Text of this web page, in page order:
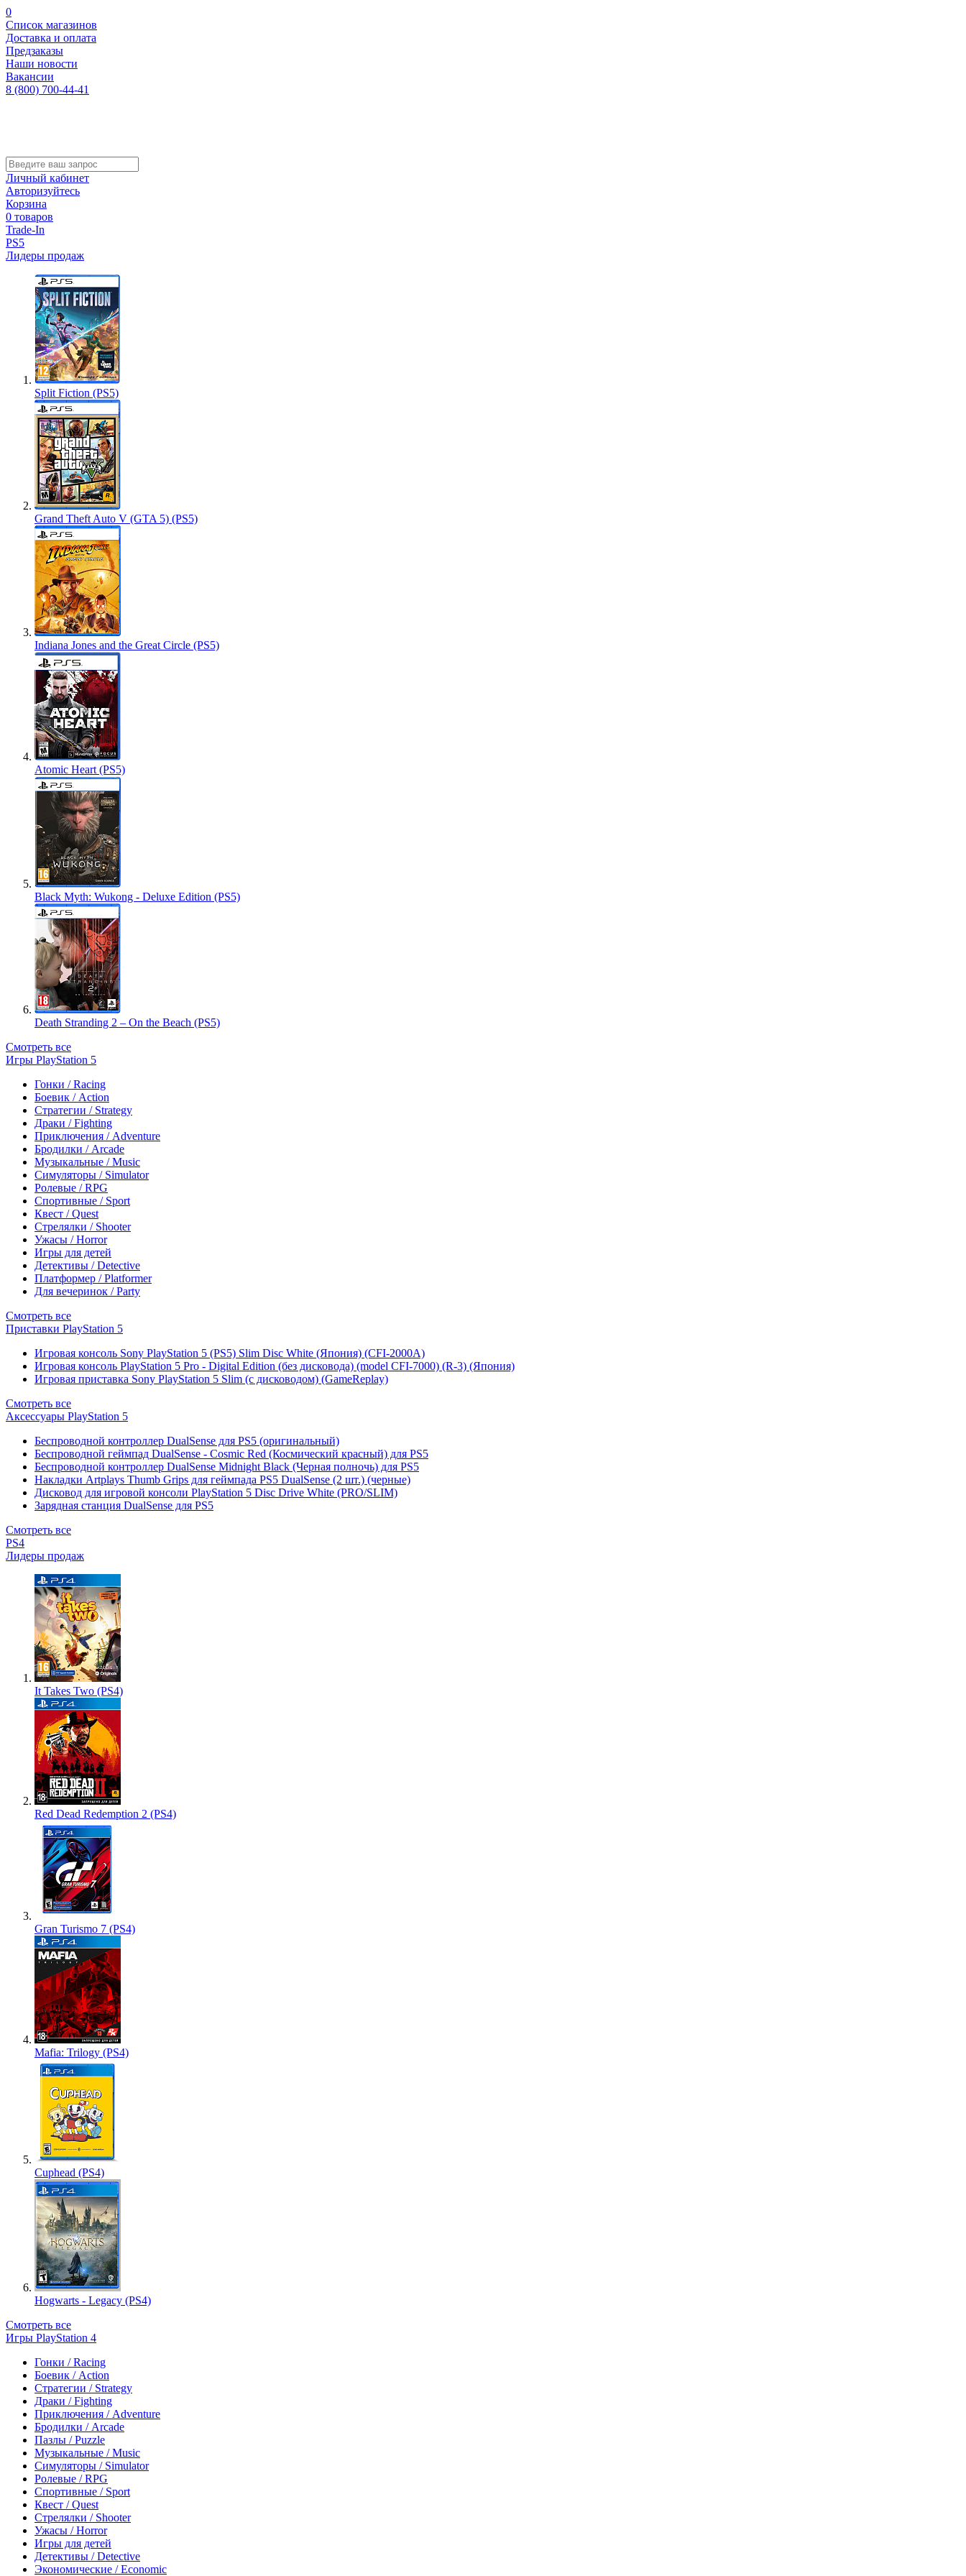
0
Список магазинов
Доставка и оплата
Предзаказы
Наши новости
Вакансии
8 (800) 700-44-41
Личный кабинет
Авторизуйтесь
Корзина
0 товаров
Trade-In
PS5
Лидеры продаж
Split Fiction (PS5)
Grand Theft Auto V (GTA 5) (PS5)
Indiana Jones and the Great Circle (PS5)
Atomic Heart (PS5)
Black Myth: Wukong - Deluxe Edition (PS5)
Death Stranding 2 – On the Beach (PS5)
Смотреть все
Игры PlayStation 5
Гонки / Racing
Боевик / Action
Стратегии / Strategy
Драки / Fighting
Приключения / Adventure
Бродилки / Arcade
Музыкальные / Music
Симуляторы / Simulator
Ролевые / RPG
Спортивные / Sport
Квест / Quest
Стрелялки / Shooter
Ужасы / Horror
Игры для детей
Детективы / Detective
Платформер / Platformer
Для вечеринок / Party
Смотреть все
Приставки PlayStation 5
Игровая консоль Sony PlayStation 5 (PS5) Slim Disc White (Япония) (CFI-2000A)
Игровая консоль PlayStation 5 Pro - Digital Edition (без дисковода) (model CFI-7000) (R-3) (Япония)
Игровая приставка Sony PlayStation 5 Slim (с дисководом) (GameReplay)
Смотреть все
Аксессуары PlayStation 5
Беспроводной контроллер DualSense для PS5 (оригинальный)
Беспроводной геймпад DualSense - Cosmic Red (Космический красный) для PS5
Беспроводной контроллер DualSense Midnight Black (Черная полночь) для PS5
Накладки Artplays Thumb Grips для геймпада PS5 DualSense (2 шт.) (черные)
Дисковод для игровой консоли PlayStation 5 Disc Drive White (PRO/SLIM)
Зарядная станция DualSense для PS5
Смотреть все
PS4
Лидеры продаж
It Takes Two (PS4)
Red Dead Redemption 2 (PS4)
Gran Turismo 7 (PS4)
Mafia: Trilogy (PS4)
Cuphead (PS4)
Hogwarts - Legacy (PS4)
Смотреть все
Игры PlayStation 4
Гонки / Racing
Боевик / Action
Стратегии / Strategy
Драки / Fighting
Приключения / Adventure
Бродилки / Arcade
Пазлы / Puzzle
Музыкальные / Music
Симуляторы / Simulator
Ролевые / RPG
Спортивные / Sport
Квест / Quest
Стрелялки / Shooter
Ужасы / Horror
Игры для детей
Детективы / Detective
Экономические / Economic